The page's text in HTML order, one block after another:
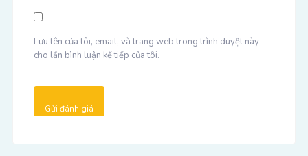
Lưu tên của tôi, email, và trang web trong trình duyệt này
cho lần bình luận kế tiếp của tôi.